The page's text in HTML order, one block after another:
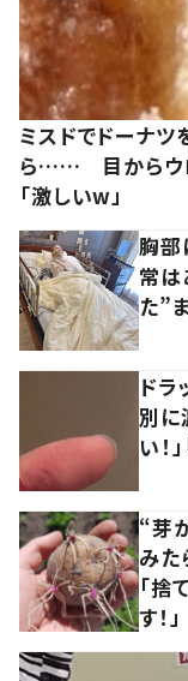
ミスドでドーナツ
ら…… 目からウロ
「激しいw」
胸部
常は
た”
ド
別に
い！
“芽
み
「捨
す！」